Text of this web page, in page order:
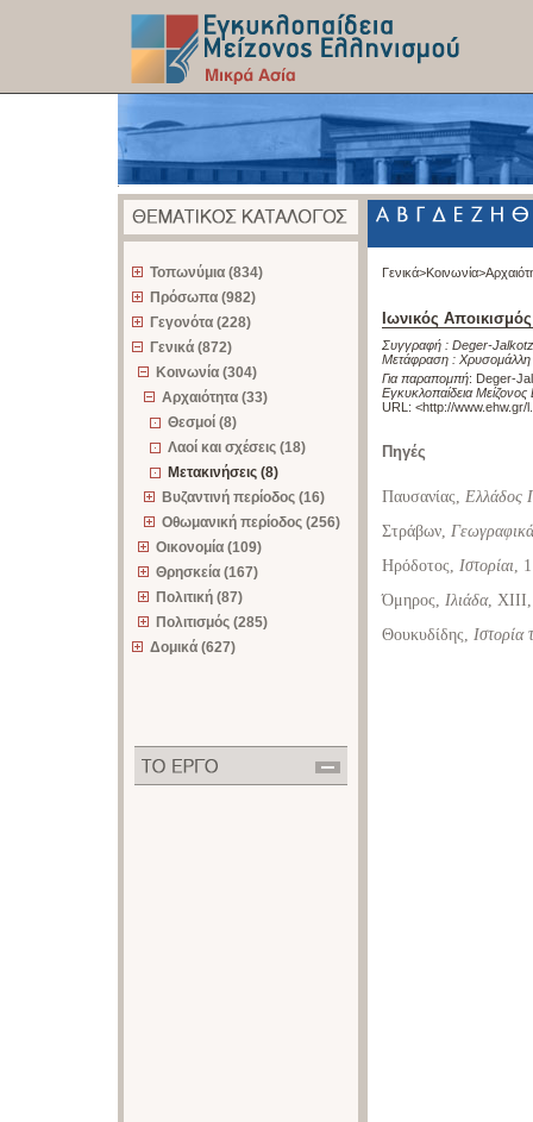
Τοπωνύμια (834)
Πρόσωπα (982)
Γεγονότα (228)
Γενικά (872)
Κοινωνία (304)
Αρχαιότητα (33)
Θεσμοί (8)
Λαοί και σχέσεις (18)
Μετακινήσεις (8)
Βυζαντινή περίοδος (16)
Οθωμανική περίοδος (256)
Οικονομία (109)
Θρησκεία (167)
Πολιτική (87)
Πολιτισμός (285)
Δομικά (627)
Γενικά>Κοινωνία>
Ιωνικός Αποικισμός
Συγγραφή : Deger-
Μετάφραση :
Για παραπομπή: Deger-
Εγκυκλοπαίδεια
URL: <http://www.ehw.gr/
Πηγές
Παυσανίας, Ελλάδος
Στράβων, Γεωγραφικά
Ηρόδοτος, Ιστορίαι,
Όμηρος, Ιλιάδα, XIII,
Θουκυδίδης, Ιστορία